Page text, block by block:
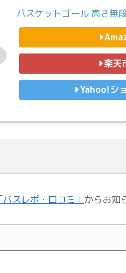
バスケットゴール 高さ無
楽天
Yahoo!シ
バスレポ・口コミ」 からお知